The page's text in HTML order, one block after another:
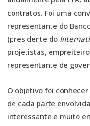
contratos. Foi uma
representante do
(presidente do
projetistas,
representante de
O objetivo foi
de cada parte
interessante e muito